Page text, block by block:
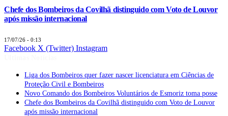
Chefe dos Bombeiros da Covilhã distinguido com Voto de Louvor
após missão internacional
17/07/26 - 0:13
Facebook X (Twitter) Instagram
Liga dos Bombeiros quer fazer nascer licenciatura em Ciências de
Proteção Civil e Bombeiros
Novo Comando dos Bombeiros Voluntários de Esmoriz toma posse
Chefe dos Bombeiros da Covilhã distinguido com Voto de Louvor
após missão internacional